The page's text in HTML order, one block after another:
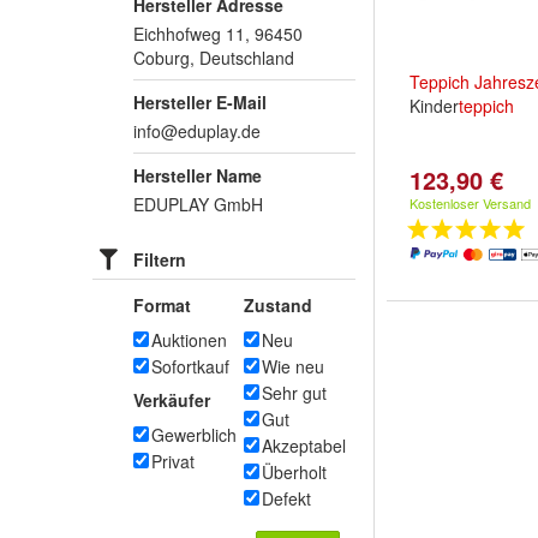
Hersteller Adresse
Eichhofweg 11, 96450
Coburg, Deutschland
Hersteller E-Mail
info@eduplay.de
Hersteller Name
EDUPLAY GmbH
Filtern
Format
Auktionen
Sofortkauf
Verkäufer
Gewerblich
Privat
Zustand
Neu
Wie neu
Sehr gut
Gut
Akzeptabel
Überholt
Defekt
Teppich
Kinderteppich
123,90 €
Kostenloser Versand